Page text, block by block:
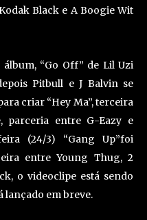
Black e A Boogie Wit
“Go Off” de Lil Uzi
Pitbull e J Balvin se
criar “Hey Ma”, terceira
parceria entre G-Eazy e
(24/3) “Gang Up”foi
entre Young Thug, 2
o videoclipe está sendo
lançado em breve.